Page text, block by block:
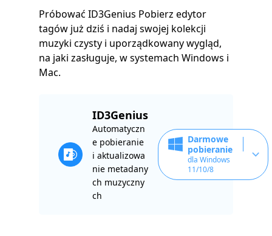
Próbować ID3Genius Pobierz edytor
tagów już dziś i nadaj swojej kolekcji
muzyki czysty i uporządkowany wygląd,
na jaki zasługuje, w systemach Windows i
Mac.
ID3Genius
Automatyczn
e pobieranie
i aktualizowa
nie metadany
ch muzyczny
ch
Darmowe
pobieranie
dla Windows
11/10/8